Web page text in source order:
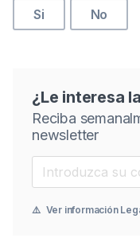
Si No
¿Le interesa
Reciba
newsletter
⚠️ Ver información